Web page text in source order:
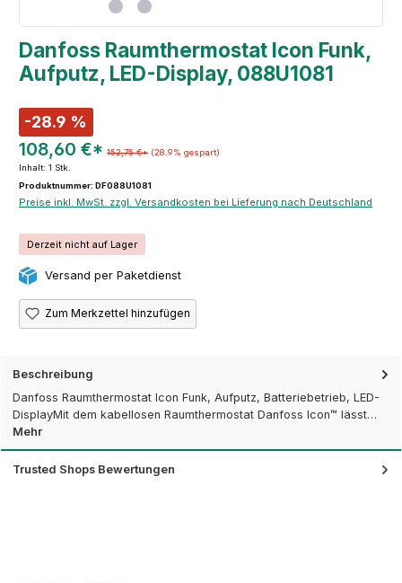
Danfoss Raumthermostat Icon Funk,
Aufputz, LED-Display, 088U1081
-28.9 %
108,60 €* 152,75 €* (28.9% gespart)
Inhalt: 1 Stk.
Produktnummer: DF088U1081
Preise inkl. MwSt. zzgl. Versandkosten bei Lieferung nach Deutschland
Derzeit nicht auf Lager
Versand per Paketdienst
Zum Merkzettel hinzufügen
Beschreibung
Danfoss Raumthermostat Icon Funk, Aufputz, Batteriebetrieb, LED-
DisplayMit dem kabellosen Raumthermostat Danfoss Icon™ lässt…
Mehr
Trusted Shops Bewertungen